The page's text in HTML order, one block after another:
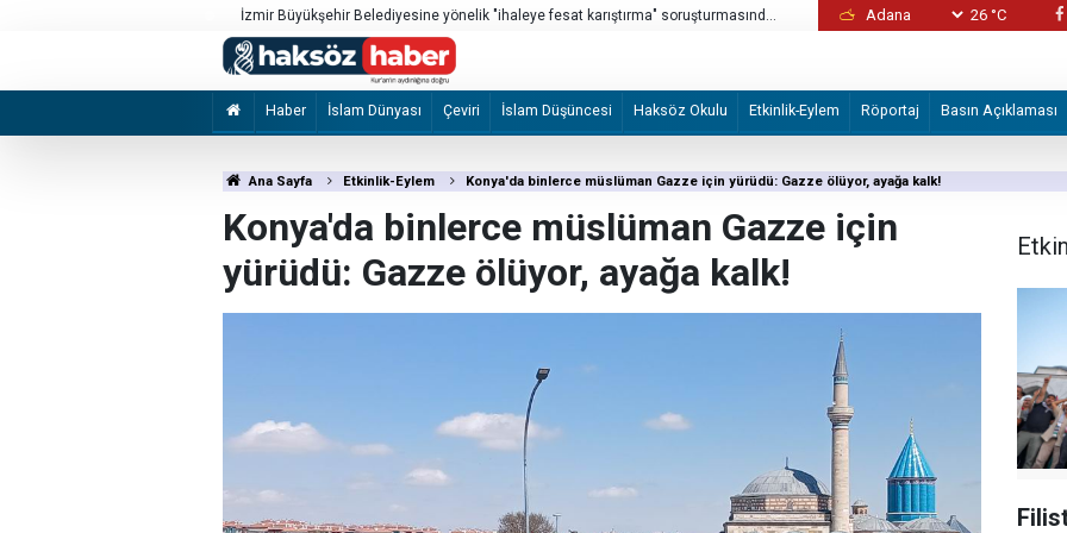
İzmir Büyükşehir Belediyesine yönelik "ihaleye fesat karıştırma" soruşturmasında
2 şüpheli tutuklandı
Kaos fırıldakları yine devrede: Şam’da
26 °C
Haber İslam Dünyası Çeviri İslam Düşüncesi Haksöz Okulu Etkinlik-Eylem Röportaj Basın Açıklaması
Ana Sayfa Etkinlik-Eylem Konya'da binlerce müslüman Gazze için yürüdü: Gazze ölüyor, ayağa kalk!
Konya'da binlerce müslüman Gazze için
yürüdü: Gazze ölüyor, ayağa kalk!